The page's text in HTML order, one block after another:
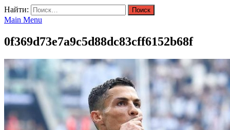
Найти:
Main Menu
0f369d73e7a9c5d88dc83cff6152b68f